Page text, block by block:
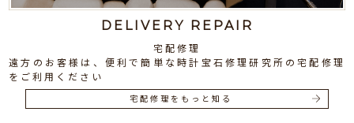
DELIVERY REPAIR
宅配修理
遠方のお客様は、便利で簡単な時計宝石修理研究所の宅配修理
をご利用ください
宅配修理をもっと知る